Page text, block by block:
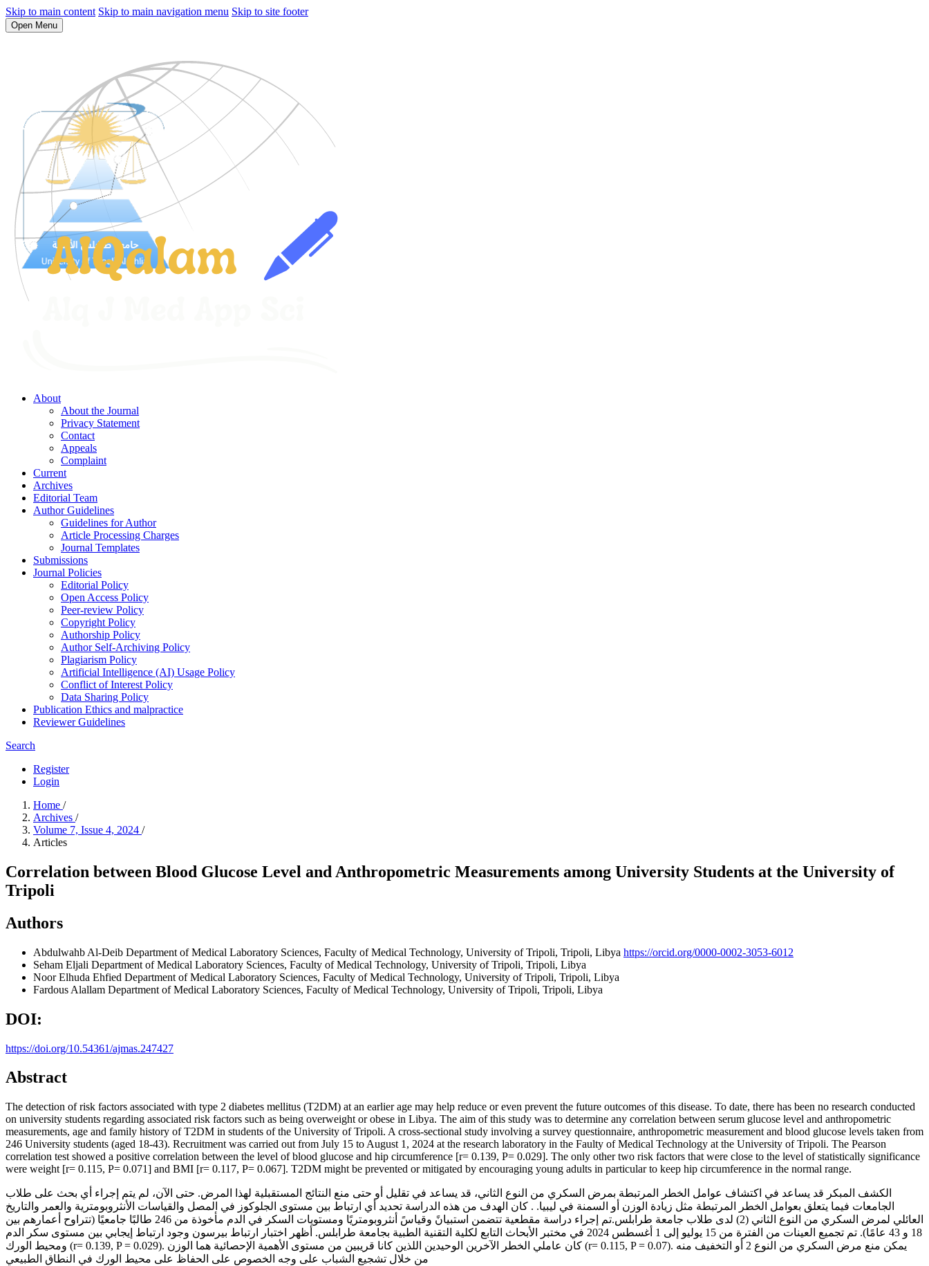
Skip to main content Skip to main navigation menu Skip to site footer
Open Menu
About
About the Journal
Privacy Statement
Contact
Appeals
Complaint
Current
Archives
Editorial Team
Author Guidelines
Guidelines for Author
Article Processing Charges
Journal Templates
Submissions
Journal Policies
Editorial Policy
Open Access Policy
Peer-review Policy
Copyright Policy
Authorship Policy
Author Self-Archiving Policy
Plagiarism Policy
Artificial Intelligence (AI) Usage Policy
Conflict of Interest Policy
Data Sharing Policy
Publication Ethics and malpractice
Reviewer Guidelines
Search
Register
Login
Home /
Archives /
Volume 7, Issue 4, 2024 /
Articles
Correlation between Blood Glucose Level and Anthropometric Measurements among University Students at the University of
Tripoli
Authors
Abdulwahb Al-Deib Department of Medical Laboratory Sciences, Faculty of Medical Technology, University of Tripoli, Tripoli, Libya https://orcid.org/0000-0002-3053-6012
Seham Eljali Department of Medical Laboratory Sciences, Faculty of Medical Technology, University of Tripoli, Tripoli, Libya
Noor Elhuda Ehfied Department of Medical Laboratory Sciences, Faculty of Medical Technology, University of Tripoli, Tripoli, Libya
Fardous Alallam Department of Medical Laboratory Sciences, Faculty of Medical Technology, University of Tripoli, Tripoli, Libya
DOI:
https://doi.org/10.54361/ajmas.247427
Abstract
The detection of risk factors associated with type 2 diabetes mellitus (T2DM) at an earlier age may help reduce or even prevent the future outcomes of this disease. To date, there has been no research conducted
on university students regarding associated risk factors such as being overweight or obese in Libya. The aim of this study was to determine any correlation between serum glucose level and anthropometric
measurements, age and family history of T2DM in students of the University of Tripoli. A cross-sectional study involving a survey questionnaire, anthropometric measurement and blood glucose levels taken from
246 University students (aged 18-43). Recruitment was carried out from July 15 to August 1, 2024 at the research laboratory in the Faulty of Medical Technology at the University of Tripoli. The Pearson
correlation test showed a positive correlation between the level of blood glucose and hip circumference [r= 0.139, P= 0.029]. The only other two risk factors that were close to the level of statistically significance
were weight [r= 0.115, P= 0.071] and BMI [r= 0.117, P= 0.067]. T2DM might be prevented or mitigated by encouraging young adults in particular to keep hip circumference in the normal range.
الكشف المبكر قد يساعد في اكتشاف عوامل الخطر المرتبطة بمرض السكري من النوع الثاني، قد يساعد في تقليل أو حتى منع النتائج المستقبلية لهذا المرض. حتى الآن، لم يتم إجراء أي بحث على طلاب
الجامعات فيما يتعلق بعوامل الخطر المرتبطة مثل زيادة الوزن أو السمنة في ليبيا. . كان الهدف من هذه الدراسة تحديد أي ارتباط بين مستوى الجلوكوز في المصل والقياسات الأنثروبومترية والعمر والتاريخ
العائلي لمرض السكري من النوع الثاني (2) لدى طلاب جامعة طرابلس.تم إجراء دراسة مقطعية تتضمن استبيانً وقياسً أنثروبومتريًا ومستويات السكر في الدم مأخوذة من 246 طالبًا جامعيًا (تتراوح أعمارهم بين
18 و 43 عامًا). تم تجميع العينات من الفترة من 15 يوليو إلى 1 أغسطس 2024 في مختبر الأبحاث التابع لكلية التقنية الطبية بجامعة طرابلس. أظهر اختبار ارتباط بيرسون وجود ارتباط إيجابي بين مستوى سكر الدم
ومحيط الورك (r= 0.139, P = 0.029). كان عاملي الخطر الآخرين الوحيدين اللذين كانا قريبين من مستوى الأهمية الإحصائية هما الوزن (r= 0.115, P = 0.07). يمكن منع مرض السكري من النوع 2 أو التخفيف منه
من خلال تشجيع الشباب على وجه الخصوص على الحفاظ على محيط الورك في النطاق الطبيعي